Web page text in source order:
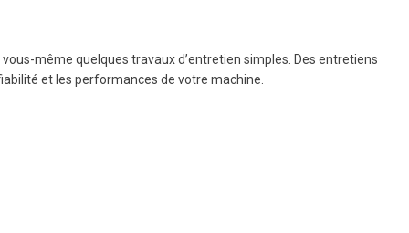
même quelques travaux d’entretien simples. Des entretiens
et les performances de votre machine.